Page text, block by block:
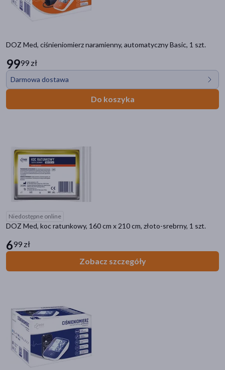
DOZ Med, ciśnieniomierz naramienny, automatyczny Basic, 1 szt.
9999 zł
Darmowa dostawa
Do koszyka
Niedostępne online
DOZ Med, koc ratunkowy, 160 cm x 210 cm, złoto-srebrny, 1 szt.
699 zł
Zobacz szczegóły